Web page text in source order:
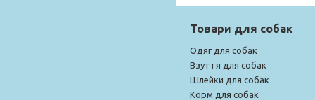
Товари для собак
Одяг для собак
Взуття для собак
Шлейки для собак
Корм для собак